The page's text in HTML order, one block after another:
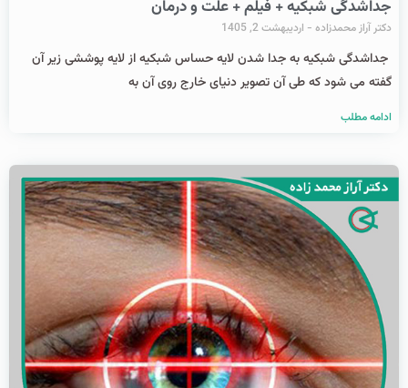
جداشدگی شبکیه + فیلم + علت و درمان
دکتر آراز محمدزاده اردیبهشت 2, 1405
جداشدگی شبکیه به جدا شدن لایه حساس شبکیه از لایه پوششی زیر آن
گفته می شود که طی آن تصویر دنیای خارج روی آن به
ادامه مطلب